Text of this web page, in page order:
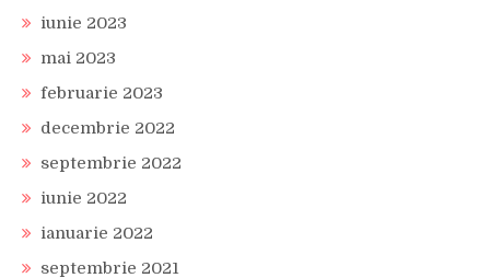
iunie 2023
mai 2023
februarie 2023
decembrie 2022
septembrie 2022
iunie 2022
ianuarie 2022
septembrie 2021